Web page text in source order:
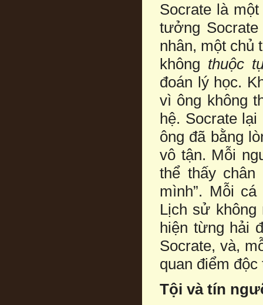
Socrate là
tưởng
nhân, một chủ
không thuộc
đoán lý học.
vì ông không
hệ. Socrate
ông đã bằng
vô tận. Mỗi
thể thấy
mình”. Mỗi
Lịch sử
hiện từng hải
Socrate, và,
quan điểm độc
Tội và tín